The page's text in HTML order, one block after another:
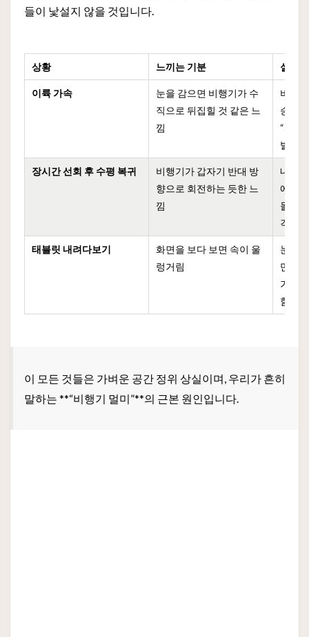
들이 낯설지 않을 것입니다.
상황 느끼는 기분 실제
이륙 가속
눈을 감으면 비행기가 수
직으로 뒤집힐 것 같은 느
낌
비행
승 가
“과도
발함
장시간 선회 후 수평 복귀
비행기가 갑자기 반대 방
향으로 회전하는 듯한 느
낌
내이
에 적
돌아
각을
태블릿 내려다보기
화면을 보다 보면 속이 울
렁거림
눈은
만 몸
가 이
함
이 모든 것들은 가벼운 공간 정위 상실이며, 우리가 흔히
말하는 **“비행기 멀미”**의 근본 원인입니다.